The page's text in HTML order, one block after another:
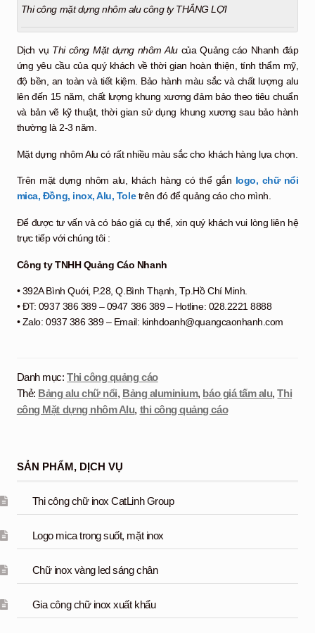
Thi công mặt dựng nhôm alu công ty THẮNG LỢI
Dịch vụ Thi công Mặt dựng nhôm Alucủa Quảng cáo Nhanh đáp
ứng yêu cầu của quý khách về thời gian hoàn thiện, tính thẩm mỹ,
độ bền, an toàn và tiết kiệm. Bảo hành màu sắc và chất lượng alu
lên đến 15 năm, chất lượng khung xương đảm bảo theo tiêu chuẩn
và bản vẽ kỹ thuật, thời gian sử dụng khung xương sau bảo hành
thường là 2-3 năm.
Mặt dựng nhôm Alu có rất nhiều màu sắc cho khách hàng lựa chọn.
Trên mặt dựng nhôm alu, khách hàng có thể gắn logo, chữ nổi
mica, Đồng, inox, Alu, Toletrên đó để quảng cáo cho mình.
Để được tư vấn và có báo giá cụ thể, xin quý khách vui lòng liên hệ
trực tiếp với chúng tôi :
Công ty TNHH Quảng Cáo Nhanh
• 392A Bình Quới, P.28, Q.Bình Thạnh, Tp.Hồ Chí Minh.
• ĐT: 0937 386 389 – 0947 386 389 – Hotline: 028.2221 8888
• Zalo: 0937 386 389 – Email: kinhdoanh@quangcaonhanh.com
Danh mục:Thi công quảng cáo
Thẻ: Bảng alu chữ nổi, Bảng aluminium, báo giá tấm alu,Thi
công Mặt dựng nhôm Alu, thi công quảng cáo
SẢN PHẨM, DỊCH VỤ
Thi công chữ inox CatLinh Group
Logo mica trong suốt, mặt inox
Chữ inox vàng led sáng chân
Gia công chữ inox xuất khẩu